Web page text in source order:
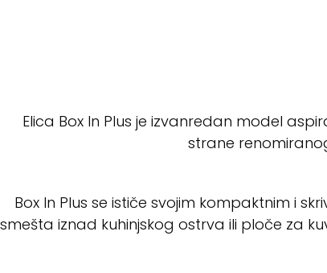
Elica Box In Plus je izvanredan model
strane
Box In Plus se ističe svojim kompaktnim i
smešta iznad kuhinjskog ostrva ili ploče za